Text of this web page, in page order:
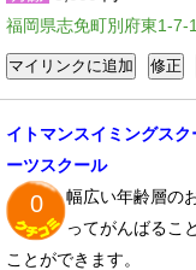
福岡県志免町別府東1-7-1
イトマンスイミングス
ーツスクール
0
幅広い年齢層の
ってがんばるこ
ことができます。